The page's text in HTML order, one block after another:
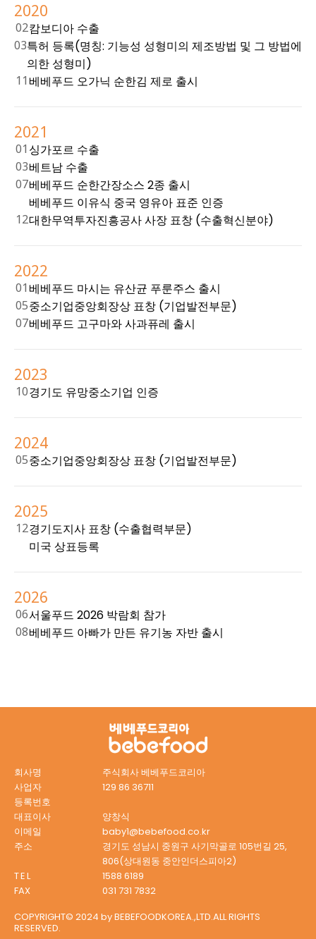
2020
02캄보디아 수출
03특허 등록(명칭: 기능성 성형미의 제조방법 및 그 방법에
의한 성형미)
11 베베푸드 오가닉 순한김 제로 출시
2021
01 싱가포르 수출
03베트남 수출
07베베푸드 순한간장소스 2종 출시
베베푸드 이유식 중국 영유아 표준 인증
12대한무역투자진흥공사 사장 표창 (수출혁신분야)
2022
01 베베푸드 마시는 유산균 푸룬주스 출시
05중소기업중앙회장상 표창 (기업발전부문)
07베베푸드 고구마와 사과퓨레 출시
2023
10경기도 유망중소기업 인증
2024
05중소기업중앙회장상 표창 (기업발전부문)
2025
12경기도지사 표창 (수출협력부문)
미국 상표등록
2026
06서울푸드 2026 박람회 참가
08베베푸드 아빠가 만든 유기농 자반 출시
회사명
주식회사 베베푸드코리아
사업자
등록번호
129 86 36711
대표이사
양창식
이메일
baby1@bebefood.co.kr
주소
경기도 성남시 중원구 사기막골로 105번길 25,
806(상대원동 중안인더스피아2)
TEL
1588 6189
FAX
031 731 7832
COPYRIGHT© 2024 by BEBEFOODKOREA.,LTD.ALL RIGHTS
RESERVED.